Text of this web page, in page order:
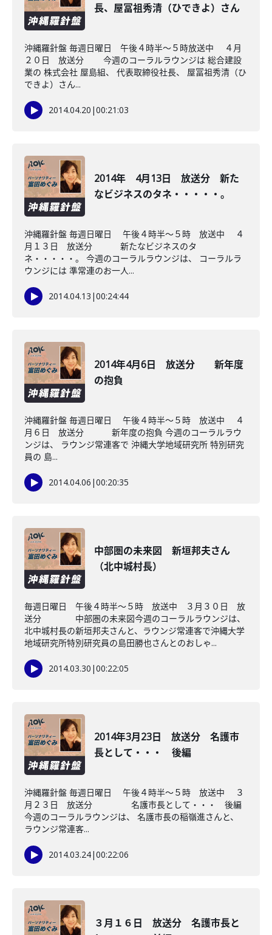
長、屋冨祖秀清（ひできよ）さん
沖縄羅針盤 毎週日曜日 午後４時半～５時放送中 ４月
２０日 放送分 今週のコーラルラウンジは 総合建設
業の 株式会社 屋島組、 代表取締役社長、 屋冨祖秀清（ひ
できよ）さん...
2014.04.20 |00:21:03
2014年 4月13日 放送分 新た
なビジネスのタネ・・・・・。
沖縄羅針盤 毎週日曜日 午後４時半～５時 放送中 ４
月１３日 放送分 新たなビジネスのタ
ネ・・・・・。 今週のコーラルラウンジは、 コーラルラ
ウンジには 準常連のお一人...
2014.04.13 |00:24:44
2014年4月6日 放送分 新年度
の抱負
沖縄羅針盤 毎週日曜日 午後４時半～５時 放送中 ４
月６日 放送分 新年度の抱負 今週のコーラルラウ
ンジは、 ラウンジ常連客で 沖縄大学地域研究所 特別研究
員の 島...
2014.04.06 |00:20:35
中部圏の未来図 新垣邦夫さん
（北中城村長）
毎週日曜日 午後４時半～５時 放送中 ３月３０日 放
送分 中部圏の未来図今週のコーラルラウンジは、
北中城村長の新垣邦夫さんと、ラウンジ常連客で沖縄大学
地域研究所特別研究員の島田勝也さんとのおしゃ...
2014.03.30 |00:22:05
2014年3月23日 放送分 名護市
長として・・・ 後編
沖縄羅針盤 毎週日曜日 午後４時半～５時 放送中 ３
月２３日 放送分 名護市長として・・・ 後編
今週のコーラルラウンジは、 名護市長の稲嶺進さんと、
ラウンジ常連客...
2014.03.24|00:22:06
３月１６日 放送分 名護市長と